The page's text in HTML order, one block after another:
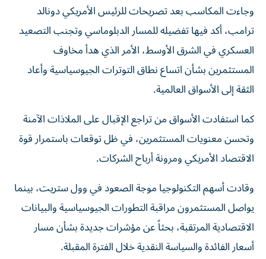
وجاءت المكاسب بعد تصريحات للرئيس الأمريكي دونالد
ترامب، أكد فيها تفضيله للمسار الدبلوماسي وتجنب التصعيد
العسكري في الشرق الأوسط، الأمر الذي هدأ مخاوف
المستثمرين بشأن اتساع نطاق التوترات الجيوسياسية وأعاد
الثقة إلى الأسواق العالمية.
كما استفادت الأسواق من تراجع الإقبال على الملاذات الآمنة
وتحسن معنويات المستثمرين، في ظل توقعات باستمرار قوة
الاقتصاد الأمريكي ومرونة أرباح الشركات.
وقادت أسهم التكنولوجيا موجة الصعود في وول ستريت، بينما
يواصل المستثمرون مراقبة التطورات الجيوسياسية والبيانات
الاقتصادية المرتقبة، بحثاً عن مؤشرات جديدة بشأن مسار
أسعار الفائدة والسياسة النقدية خلال الفترة المقبلة.